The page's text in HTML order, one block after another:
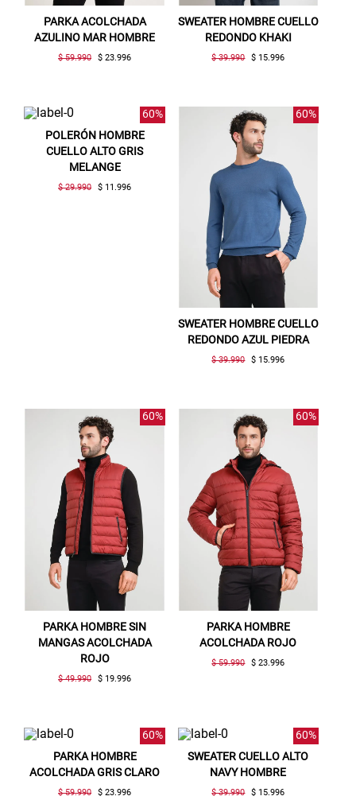
PARKA ACOLCHADA
AZULINO MAR HOMBRE
$ 59.990 $ 23.996
SWEATER HOMBRE CUELLO
REDONDO KHAKI
$ 39.990 $ 15.996
60%
POLERÓN HOMBRE
CUELLO ALTO GRIS
MELANGE
$ 29.990 $ 11.996
60%
SWEATER HOMBRE CUELLO
REDONDO AZUL PIEDRA
$ 39.990 $ 15.996
60%
PARKA HOMBRE SIN
MANGAS ACOLCHADA
ROJO
$ 49.990 $ 19.996
60%
PARKA HOMBRE
ACOLCHADA ROJO
$ 59.990 $ 23.996
60%
PARKA HOMBRE
ACOLCHADA GRIS CLARO
$ 59.990 $ 23.996
60%
SWEATER CUELLO ALTO
NAVY HOMBRE
$ 39.990 $ 15.996